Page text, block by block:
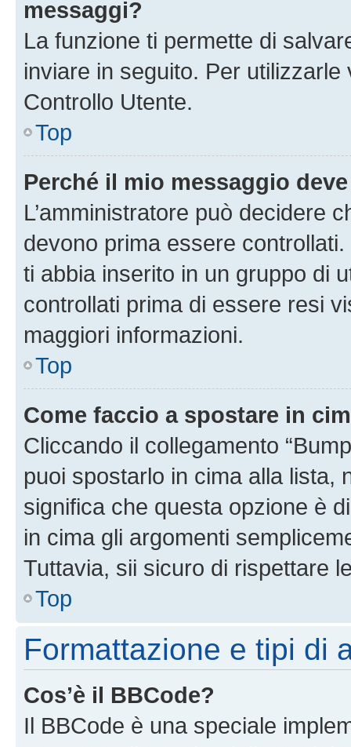
messaggi?
La funzione ti permette di
inviare in seguito. Per utilizzarle
Controllo Utente.
Top
Perché il mio messaggio
L’amministratore può decidere
devono prima essere
ti abbia inserito in un gruppo di
controllati prima di essere resi
maggiori informazioni.
Top
Come faccio a spostare in
Cliccando il collegamento
puoi spostarlo in cima alla lista,
significa che questa opzione è
in cima gli argomenti
Tuttavia, sii sicuro di rispettare
Top
Formattazione e tipi di
Cos’è il BBCode?
Il BBCode è una speciale